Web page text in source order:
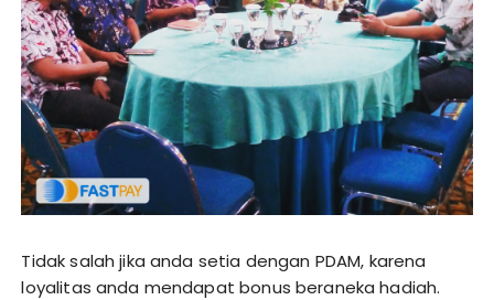
Tidak salah jika anda setia dengan PDAM, karena
loyalitas anda mendapat bonus beraneka hadiah.